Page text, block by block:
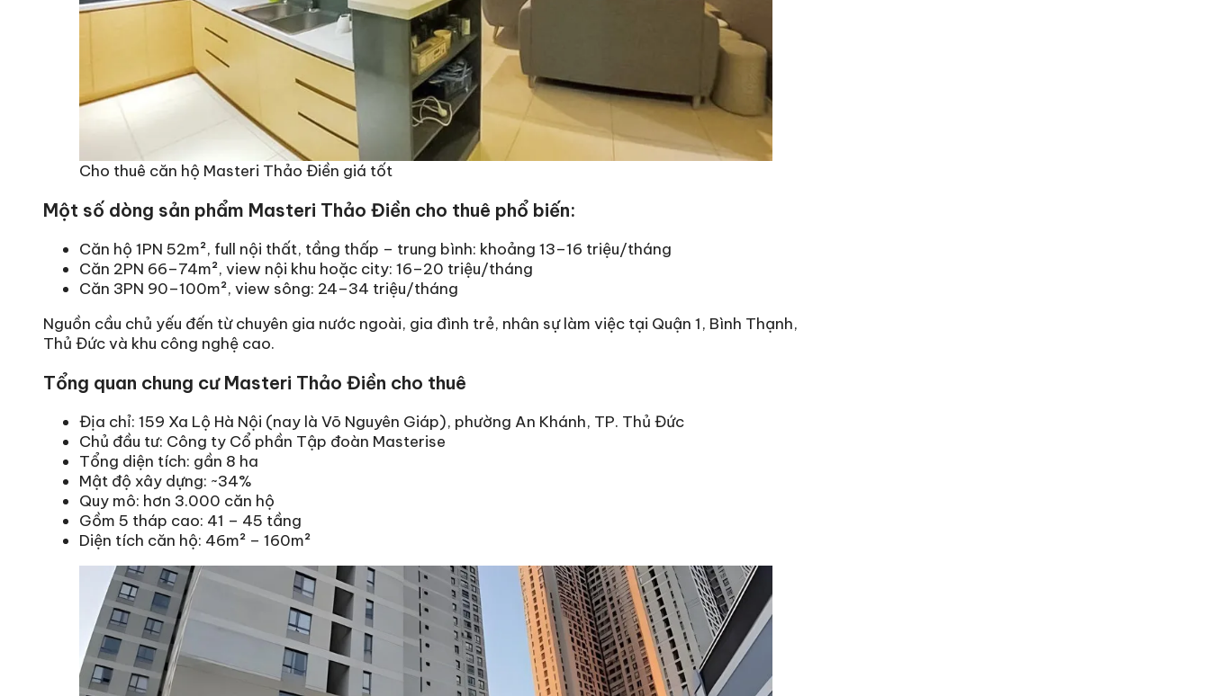
Cho thuê căn hộ Masteri Thảo Điền giá tốt
Một số dòng sản phẩm Masteri Thảo Điền cho thuê phổ biến:
Căn hộ 1PN 52m², full nội thất, tầng thấp – trung bình: khoảng 13–16 triệu/tháng
Căn 2PN 66–74m², view nội khu hoặc city: 16–20 triệu/tháng
Căn 3PN 90–100m², view sông: 24–34 triệu/tháng
Nguồn cầu chủ yếu đến từ chuyên gia nước ngoài, gia đình trẻ, nhân sự làm việc tại Quận 1, Bình Thạnh,
Thủ Đức và khu công nghệ cao.
Tổng quan chung cư Masteri Thảo Điền cho thuê
Địa chỉ: 159 Xa Lộ Hà Nội (nay là Võ Nguyên Giáp), phường An Khánh, TP. Thủ Đức
Chủ đầu tư: Công ty Cổ phần Tập đoàn Masterise
Tổng diện tích: gần 8 ha
Mật độ xây dựng: ~34%
Quy mô: hơn 3.000 căn hộ
Gồm 5 tháp cao: 41 – 45 tầng
Diện tích căn hộ: 46m² – 160m²